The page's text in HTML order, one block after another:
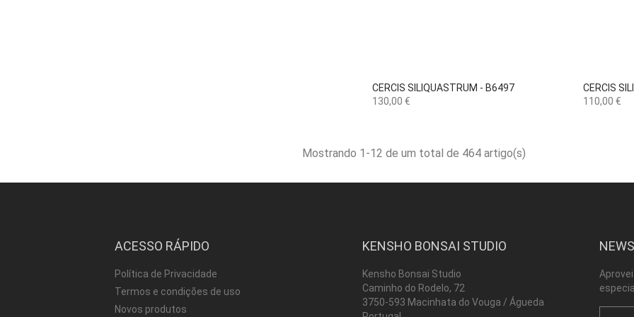
CERCIS SILIQUASTRUM - B6497
Preço
130,00 €
 Vista rápida
CERCIS
Preço
110,00 €
Mostrando 1-12 de um total de 464 artigo(s)
ACESSO RÁPIDO
Política de Privacidade
Termos e condições de uso
Novos produtos
KENSHO BONSAI STUDIO
Kensho Bonsai Studio
Caminho do Rodelo, 72
3750-593 Macinhata do Vouga / Águeda